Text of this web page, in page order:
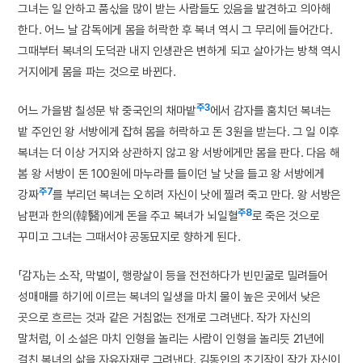
그녀는 일 안하고 품삯을 많이 받는 사람들도 있음을 발견하고 의아해
한다. 어느 날 감독에게 몸을 허락한 후 복녀 역시 그 무리에 들어간다.
그때부터 복녀의 도덕관 내지 인생관은 변하게 되고 살아가는 방책 역시
거지에게 몸을 파는 것으로 바뀐다.
어느 가을밤 칠성문 밖 중국인의 채마밭주3에서 감자를 훔치던 복녀는
밭 주인인 왕 서방에게 잡혀 몸을 허락하고 돈 3원을 받는다. 그 일 이후
복녀는 더 이상 거지와 상관하지 않고 왕 서방에게만 몸을 판다. 다음 해
봄 왕 서방이 돈 100원에 마누라를 들이던 날 낫을 들고 왕 서방에게
강짜주7를 부리던 복녀는 오히려 자신이 낫에 찔려 죽고 만다. 왕 서방은
남편과 한의(韓醫)에게 돈을 주고 복녀가 뇌일혈주8로 죽은 것으로
꾸미고 그녀는 그때서야 공동묘지로 향하게 된다.
「감자」는 소작, 막벌이, 행랑살이 등을 전전하다가 빈민굴로 밀려들어
성매매를 하기에 이르는 복녀의 일생을 마치 물이 높은 곳에서 낮은
곳으로 흐르는 것과 같은 거침없는 전개로 그려낸다. 작가 자신의
말처럼, 이 소설은 마치 인형을 놀리는 사람이 인형을 놀리듯 21년에
걸친 복녀의 삶을 자유자재로 그려낸다. 김동인의 초기작이 작가 자신이